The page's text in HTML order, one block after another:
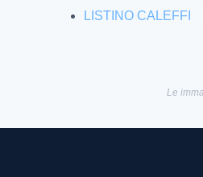
LISTINO CALEFFI
Le